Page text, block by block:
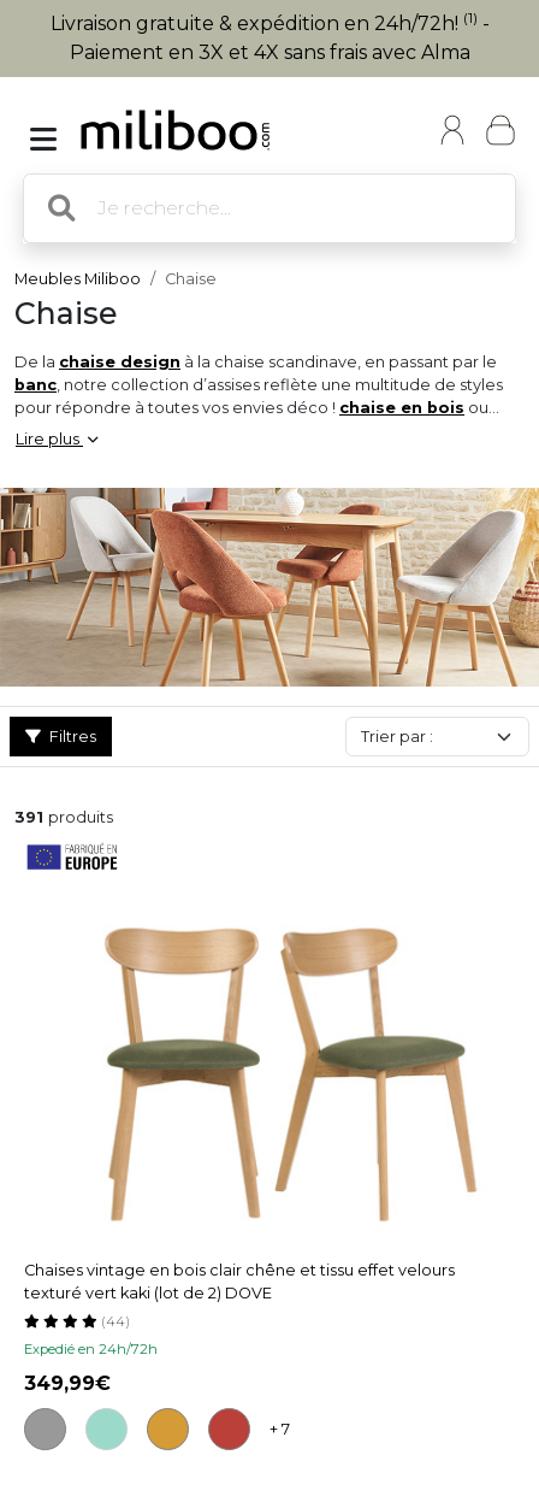
Livraison gratuite & expédition en 24h/72h! (1) -
Paiement en 3X et 4X sans frais avec Alma
Meubles Miliboo Chaise
Chaise
De la chaise design à la chaise scandinave, en passant par le
banc, notre collection d’assises reflète une multitude de styles
pour répondre à toutes vos envies déco ! chaise en bois ou
chaises en tissu, vendues à l’unité ou par lot, nous vous proposons
une vaste sélection de
Véritable touche finale de l’espace repas, la chaise sera l’élément
clé qui sublimera instantanément latable à mangerà laquelle
elle sera associée.
Lire plus
Filtres
391 produits
Chaises vintage en bois clair chêne et tissu effet velours
texturé vert kaki (lot de 2) DOVE
Expedié en 24h/72h
(44)
349,99
+ 7